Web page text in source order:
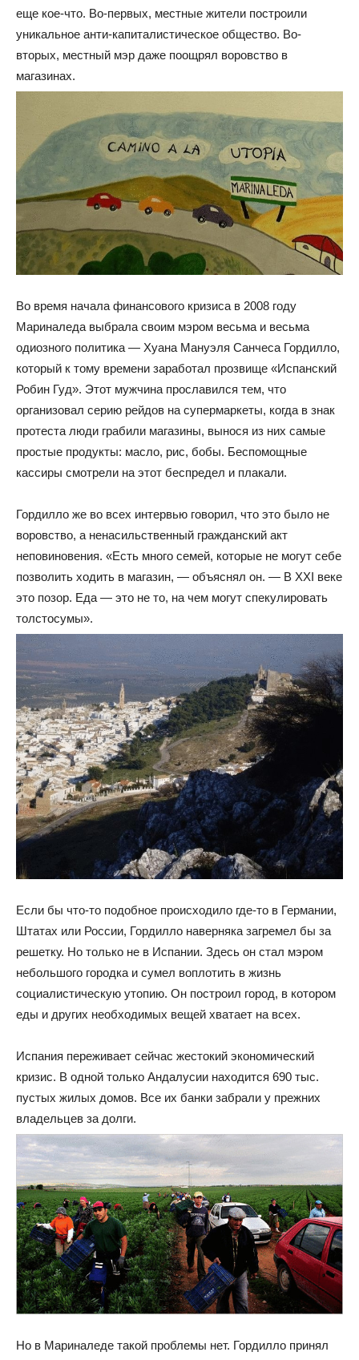
еще кое-что. Во-первых, местные жители построили
уникальное анти-капиталистическое общество. Во-
вторых, местный мэр даже поощрял воровство в
магазинах.
Во время начала финансового кризиса в 2008 году
Мариналеда выбрала своим мэром весьма и весьма
одиозного политика — Хуана Мануэля Санчеса Гордилло,
который к тому времени заработал прозвище «Испанский
Робин Гуд». Этот мужчина прославился тем, что
организовал серию рейдов на супермаркеты, когда в знак
протеста люди грабили магазины, вынося из них самые
простые продукты: масло, рис, бобы. Беспомощные
кассиры смотрели на этот беспредел и плакали.
Гордилло же во всех интервью говорил, что это было не
воровство, а ненасильственный гражданский акт
неповиновения. «Есть много семей, которые не могут себе
позволить ходить в магазин, — объяснял он. — В XXI веке
это позор. Еда — это не то, на чем могут спекулировать
толстосумы».
Если бы что-то подобное происходило где-то в Германии,
Штатах или России, Гордилло наверняка загремел бы за
решетку. Но только не в Испании. Здесь он стал мэром
небольшого городка и сумел воплотить в жизнь
социалистическую утопию. Он построил город, в котором
еды и других необходимых вещей хватает на всех.
Испания переживает сейчас жестокий экономический
кризис. В одной только Андалусии находится 690 тыс.
пустых жилых домов. Все их банки забрали у прежних
владельцев за долги.
Но в Мариналеде такой проблемы нет. Гордилло принял